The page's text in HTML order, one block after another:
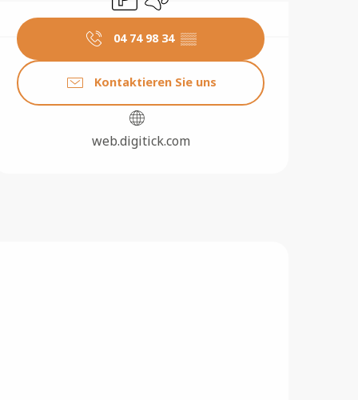
04 74 98 34 ▒▒
Kontaktieren Sie uns
web.digitick.com